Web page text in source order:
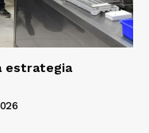
estrategia